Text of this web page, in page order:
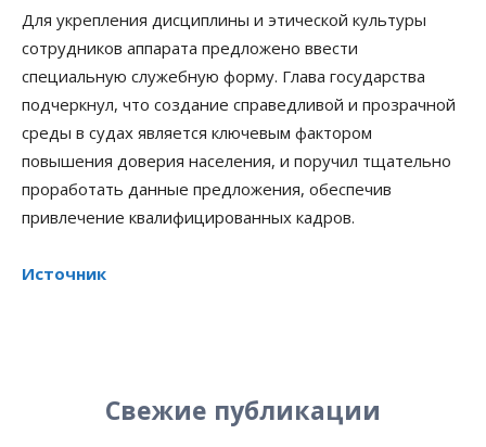
Для укрепления дисциплины и этической культуры
сотрудников аппарата предложено ввести
специальную служебную форму. Глава государства
подчеркнул, что создание справедливой и прозрачной
среды в судах является ключевым фактором
повышения доверия населения, и поручил тщательно
проработать данные предложения, обеспечив
привлечение квалифицированных кадров.
Источник
Свежие публикации